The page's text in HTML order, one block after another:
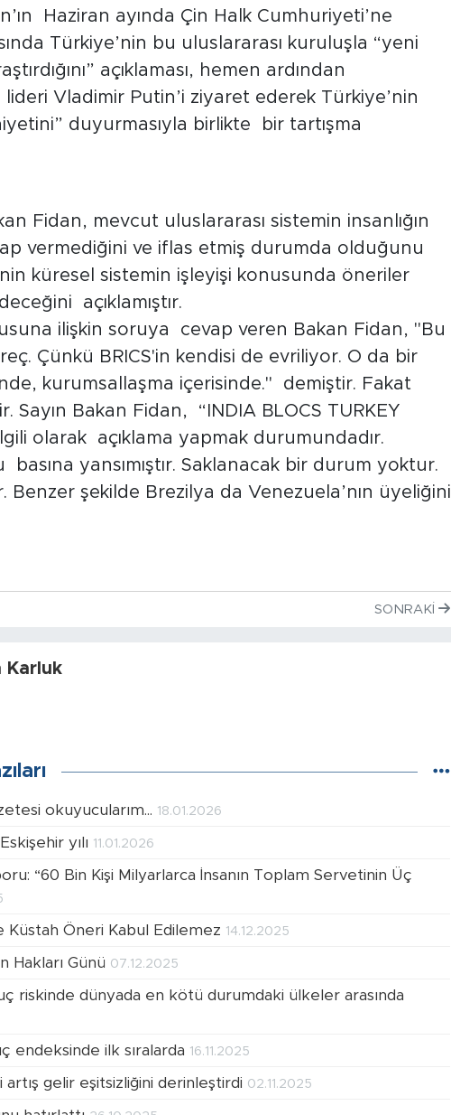
Haziran ayında Çin Halk Cumhuriyeti’ne
Türkiye’nin bu uluslararası kuruluşla “yeni
açıklaması, hemen ardından
lideri Vladimir Putin’i ziyaret ederek Türkiye’nin
duyurmasıyla birlikte bir tartışma
Fidan, mevcut uluslararası sistemin insanlığın
vermediğini ve iflas etmiş durumda olduğunu
küresel sistemin işleyişi konusunda öneriler
açıklamıştır.
ilişkin soruya cevap veren Bakan Fidan, "Bu
Çünkü BRICS'in kendisi de evriliyor. O da bir
kurumsallaşma içerisinde." demiştir. Fakat
Sayın Bakan Fidan, “INDIA BLOCS TURKEY
ilgili olarak açıklama yapmak durumundadır.
basına yansımıştır. Saklanacak bir durum yoktur.
Benzer şekilde Brezilya da Venezuela’nın üyeliğini
SONRAKI
Karluk
okuyucularım... 18.01.2026
yılı 11.01.2026
“60 Bin Kişi Milyarlarca İnsanın Toplam Servetinin Üç
Küstah Öneri Kabul Edilemez 14.12.2025
Hakları Günü 07.12.2025
riskinde dünyada en kötü durumdaki ülkeler arasında
endeksinde ilk sıralarda 16.11.2025
artış gelir eşitsizliğini derinleştirdi 02.11.2025